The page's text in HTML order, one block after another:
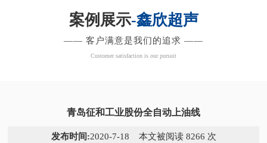
案例展示-鑫欣超声
—— 客户满意是我们的追求 ——
Customer satisfaction is our pursuit
青岛征和工业股份全自动上油线
发布时间:2020-7-18 本文被阅读 8266 次